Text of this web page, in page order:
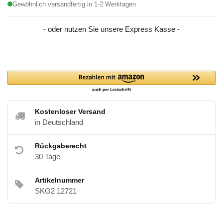
Gewöhnlich versandfertig in 1-2 Werktagen
- oder nutzen Sie unsere Express Kasse -
Kostenloser Versand
in Deutschland
Rückgaberecht
30 Tage
Artikelnummer
SKG2 12721